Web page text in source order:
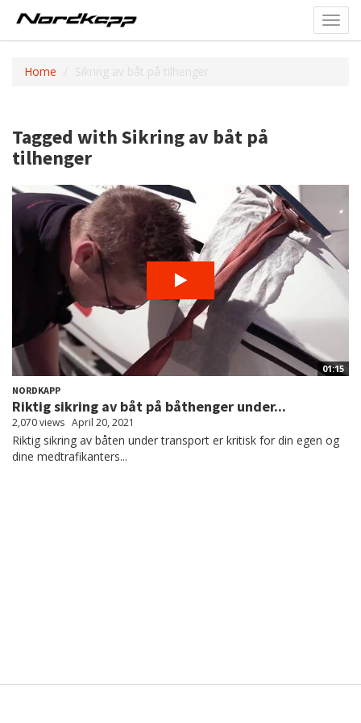
Home Sikring av båt på tilhenger
Tagged with Sikring av båt på
tilhenger
01:15
NORDKAPP
Riktig sikring av båt på båthenger under...
2,070 views April 20, 2021
Riktig sikring av båten under transport er kritisk for din egen og
dine medtrafikanters...